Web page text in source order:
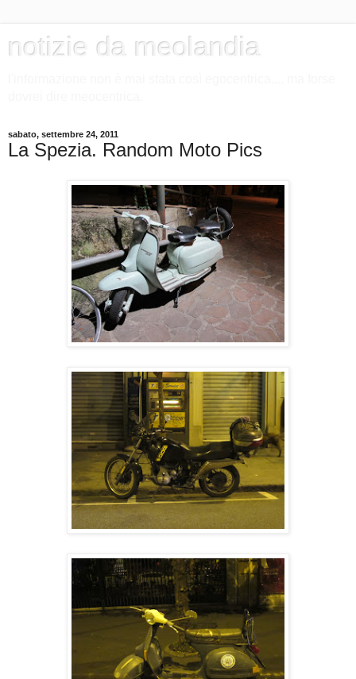
notizie da meolandia
sabato, settembre 24, 2011
La Spezia. Random Moto Pics